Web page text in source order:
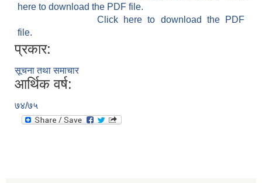
here to download the PDF file.
Click here to download the PDF
file.
प्रकार:
सूचना तथा समाचार
आर्थिक वर्ष:
७४/७५